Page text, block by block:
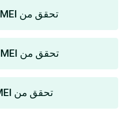
تحقق من Sony IMEI
تحقق من Asus IMEI
تحقق من LG IMEI